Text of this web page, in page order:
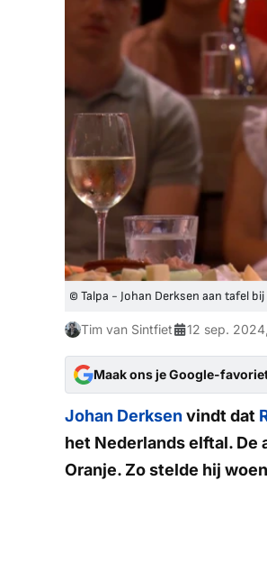
© Talpa - Johan Derksen aan tafel
Tim van Sintfiet 12 sep.
Maak ons je Google-
Johan Derksen vindt dat
het Nederlands elftal. De
Oranje. Zo stelde hij